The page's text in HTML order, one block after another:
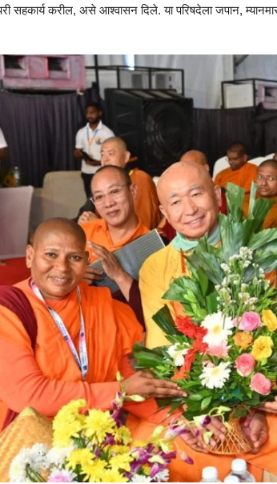
सहकार्य करील, असे आश्वासन दिले. या परिषदेला जपान,